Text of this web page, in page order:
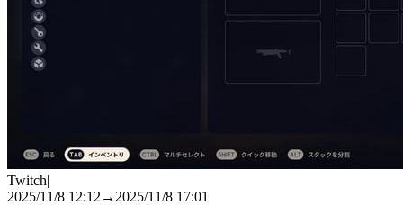
Twitch|
2025/11/8 12:12 → 2025/11/8 17:01